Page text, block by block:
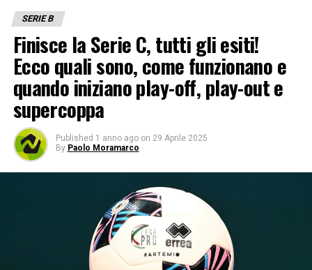
SERIE B
Finisce la Serie C, tutti gli esiti!
Ecco quali sono, come funzionano e
quando iniziano play-off, play-out e
supercoppa
Published 1 anno ago on 29 Aprile 2025
By Paolo Moramarco